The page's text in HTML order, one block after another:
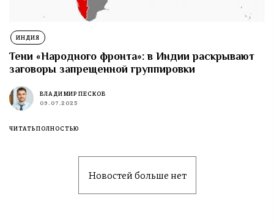
ИНДИЯ
Тени «Народного фронта»: в Индии раскрывают
заговоры запрещенной группировки
ВЛАДИМИР ПЕСКОВ
09.07.2025
ЧИТАТЬ ПОЛНОСТЬЮ
Новостей больше нет